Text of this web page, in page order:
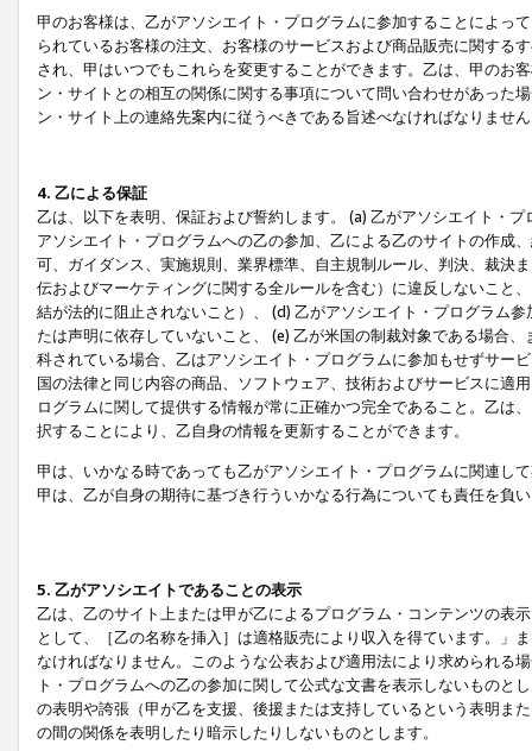
甲のお客様は、乙がアソシエイト・プログラムに参加することによっ
られているお客様の注文、お客様のサービスおよび商品販売に関する
され、甲はいつでもこれらを変更することができます。乙は、甲のお
ン・サイトとの相互の関係に関する事項について問い合わせがあった
ン・サイト上の連絡先案内に従うべきである旨述べなければなりませ
4. 乙による保証
乙は、以下を表明、保証および誓約します。 (a) 乙がアソシエイト・
アソシエイト・プログラムへの乙の参加、乙による乙のサイトの作成
可、ガイダンス、実施規則、業界標準、自主規制ルール、判決、裁決
伝およびマーケティングに関する全ルールを含む）に違反しないこと
結が法的に阻止されないこと）、 (d) 乙がアソシエイト・プログラム
たは声明に依存していないこと、 (e) 乙が米国の制裁対象である場合
科されている場合、乙はアソシエイト・プログラムに参加もせずサー
国の法律と同じ内容の商品、ソフトウェア、技術およびサービスに適
ログラムに関して提供する情報が常に正確かつ完全であること。乙は
択することにより、乙自身の情報を更新することができます。
甲は、いかなる時であっても乙がアソシエイト・プログラムに関連し
甲は、乙が自身の期待に基づき行ういかなる行為についても責任を負
5. 乙がアソシエイトであることの表示
乙は、乙のサイト上または甲が乙によるプログラム・コンテンツの表
として、［乙の名称を挿入］は適格販売により収入を得ています。」
なければなりません。このような公表および適用法により求められる
ト・プログラムへの乙の参加に関して公式な文書を表示しないもの
の表明や誇張（甲が乙を支援、後援または支持しているという表明ま
の間の関係を表明したり暗示したりしないものとします。